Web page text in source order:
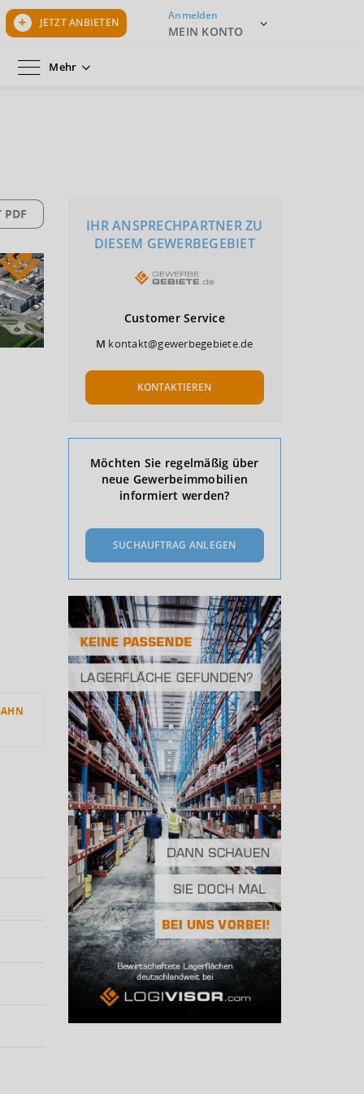
JETZT ANBIETEN
Anmelden
MEIN KONTO
Mehr
PDF
IHR ANSPRECHPARTNER ZU
DIESEM GEWERBEGEBIET
Customer Service
M kontakt@gewerbegebiete.de
KONTAKTIEREN
Möchten Sie regelmäßig über
neue Gewerbeimmobilien
informiert werden?
SUCHAUFTRAG ANLEGEN